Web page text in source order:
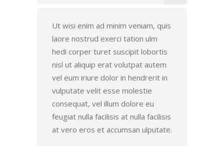
Ut wisi enim ad minim veniam, quis
laore nostrud exerci tation ulm
hedi corper turet suscipit lobortis
nisl ut aliquip erat volutpat autem
vel eum iriure dolor in hendrerit in
vulputate velit esse molestie
consequat, vel illum dolore eu
feugiat nulla facilisis at nulla facilisis
at vero eros et accumsan ulputate.